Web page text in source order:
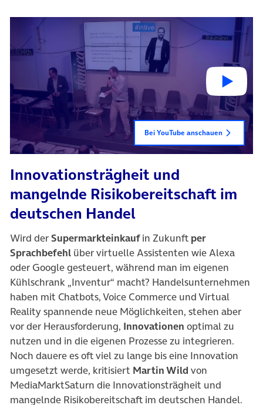
Bei YouTube anschauen
Innovationsträgheit und
mangelnde Risikobereitschaft im
deutschen Handel
Wird derSupermarkteinkaufin Zukunft per
Sprachbefehl über virtuelle Assistenten wie Alexa
oder Google gesteuert, während man im eigenen
Kühlschrank „Inventur“ macht? Handelsunternehmen
haben mit Chatbots, Voice Commerce und Virtual
Reality spannende neue Möglichkeiten, stehen aber
vor der Herausforderung, Innovationen optimal zu
nutzen und in die eigenen Prozesse zu integrieren.
Noch dauere es oft viel zu lange bis eine Innovation
umgesetzt werde, kritisiert Martin Wild von
MediaMarktSaturn die Innovationsträgheit und
mangelnde Risikobereitschaft im deutschen Handel.